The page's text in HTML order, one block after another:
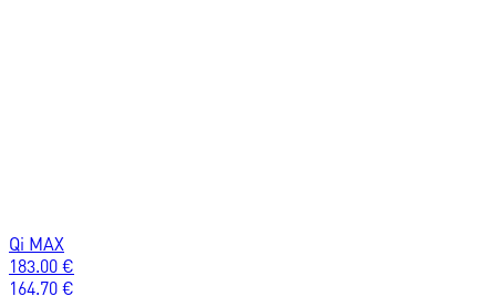
Qi MAX
183.00 €
164.70 €